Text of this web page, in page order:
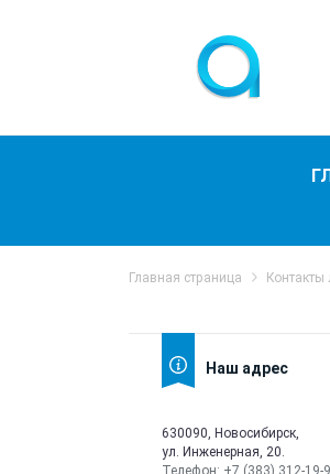
Главная страница
Наш адрес
630090, Новосибирск,
ул. Инженерная, 20.
Телефон: +7 (383) 312-19-